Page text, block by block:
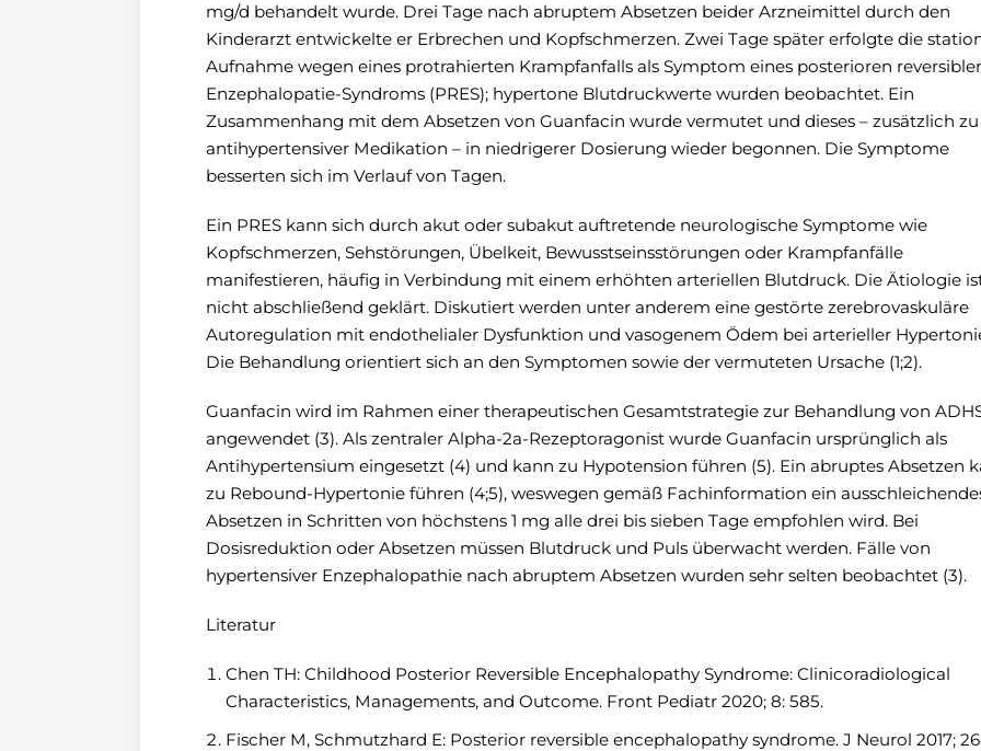
mg/d behandelt wurde. Drei Tage nach abruptem Absetzen beider Arzneimittel durch den
Kinderarzt entwickelte er Erbrechen und Kopfschmerzen. Zwei Tage später erfolgte die
Aufnahme wegen eines protrahierten Krampfanfalls als Symptom eines posterioren
Enzephalopatie-Syndroms (PRES); hypertone Blutdruckwerte wurden beobachtet. Ein
Zusammenhang mit dem Absetzen von Guanfacin wurde vermutet und dieses – zusätzlich zu
antihypertensiver Medikation – in niedrigerer Dosierung wieder begonnen. Die Symptome
besserten sich im Verlauf von Tagen.
Ein PRES kann sich durch akut oder subakut auftretende neurologische Symptome wie
Kopfschmerzen, Sehstörungen, Übelkeit, Bewusstseinsstörungen oder Krampfanfälle
manifestieren, häufig in Verbindung mit einem erhöhten arteriellen Blutdruck. Die Ätiologie
nicht abschließend geklärt. Diskutiert werden unter anderem eine gestörte zerebrovaskuläre
Autoregulation mit endothelialer Dysfunktion und vasogenem Ödem bei arterieller
Die Behandlung orientiert sich an den Symptomen sowie der vermuteten Ursache (1;2).
Guanfacin wird im Rahmen einer therapeutischen Gesamtstrategie zur Behandlung von
angewendet (3). Als zentraler Alpha-2a-Rezeptoragonist wurde Guanfacin ursprünglich als
Antihypertensium eingesetzt (4) und kann zu Hypotension führen (5). Ein abruptes Absetzen
zu Rebound-Hypertonie führen (4;5), weswegen gemäß Fachinformation ein
Absetzen in Schritten von höchstens 1 mg alle drei bis sieben Tage empfohlen wird. Bei
Dosisreduktion oder Absetzen müssen Blutdruck und Puls überwacht werden. Fälle von
hypertensiver Enzephalopathie nach abruptem Absetzen wurden sehr selten beobachtet (3).
Literatur
Chen TH: Childhood Posterior Reversible Encephalopathy Syndrome: Clinicoradiological
Characteristics, Managements, and Outcome. Front Pediatr 2020; 8: 585.
Fischer M, Schmutzhard E: Posterior reversible encephalopathy syndrome. J Neurol 2017;